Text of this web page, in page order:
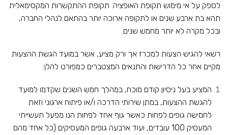
לספק על אי מימוש תקופת האופציה. תקופת ההתקשרות המקסימאלית
תהא בת ארבע שנים או לתקופה ארוכה יותר בהתאם לנהלי החברה,
ובכל מקרה לא יותר מחמש שנים.
רשאי להגיש הצעות למכרז אך ורק מציע, אשר במועד הגשת ההצעות
מקיים אחר כל הדרישות והתנאים המצטברים כמפורט להלן:
המציע בעל ניסיון קודם מוכח, במהלך חמש השנים שקדמו למועד
להגשת ההצעות, במתן שירותי הדרכה ו/או פיתוח ארגוני וזאת
לחמישה גופים לפחות כאשר גוף אחד לפחות הנו מפעל תעשייתי
המעסיק 100 עובדים, ועוד ארבעה גופים המעסיקים (כל אחד מהם